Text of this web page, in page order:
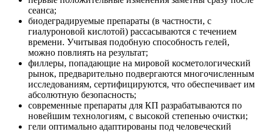
сеанса;
биодеградируемые препараты (в частности, с
гиалуроновой кислотой) рассасываются с течением
времени. Учитывая подобную способность гелей,
можно повлиять на результат;
филлеры, попадающие на мировой косметологический
рынок, предварительно подвергаются многочисленным
исследованиям, сертифицируются, что обеспечивает им
абсолютную безопасность;
современные препараты для КП разрабатываются по
новейшим технологиям, с высокой степенью очистки;
гели оптимально адаптированы под человеческий